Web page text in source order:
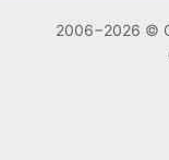
2006−2026 ©